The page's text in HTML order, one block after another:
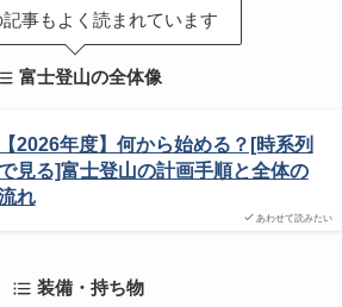
記事もよく読まれています
富士登山の全体像
あわせて読みたい
【2026年度】何から始める？[時系列
見る]富士登山の計画手順と全体の
れ
装備・持ち物